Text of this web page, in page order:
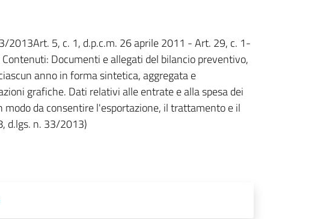
2013Art. 5, c. 1, d.p.c.m. 26 aprile 2011 - Art. 29, c. 1-
Documenti e allegati del bilancio preventivo,
anno in forma sintetica, aggregata e
grafiche. Dati relativi alle entrate e alla spesa dei
da consentire l'esportazione, il trattamento e il
d.lgs. n. 33/2013)